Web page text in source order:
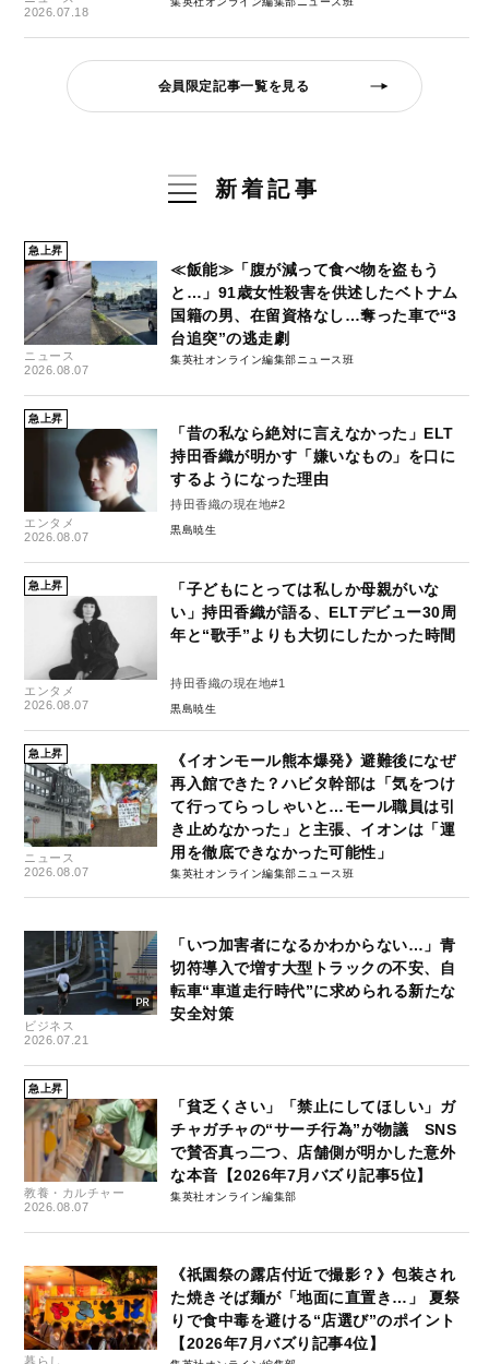
2026.07.18
会員限定記事一覧を見る
新着記事
急上昇
ニュース
2026.08.07
≪飯能≫「腹が減って食べ物を盗もう
と…」91歳女性殺害を供述したベトナム
国籍の男、在留資格なし…奪った車で“3
台追突”の逃走劇
集英社オンライン編集部ニュース班
急上昇
エンタメ
2026.08.07
「昔の私なら絶対に言えなかった」ELT
持田香織が明かす「嫌いなもの」を口に
するようになった理由
持田香織の現在地#2
黒島暁生
急上昇
エンタメ
2026.08.07
「子どもにとっては私しか母親がいな
い」持田香織が語る、ELTデビュー30周
年と“歌手”よりも大切にしたかった時間
持田香織の現在地#1
黒島暁生
急上昇
ニュース
2026.08.07
《イオンモール熊本爆発》避難後になぜ
再入館できた？ハビタ幹部は「気をつけ
て行ってらっしゃいと…モール職員は引
き止めなかった」と主張、イオンは「運
用を徹底できなかった可能性」
集英社オンライン編集部ニュース班
ビジネス
2026.07.21
「いつ加害者になるかわからない…」青
切符導入で増す大型トラックの不安、自
転車“車道走行時代”に求められる新たな
安全対策
急上昇
教養・カルチャー
2026.08.07
「貧乏くさい」「禁止にしてほしい」ガ
チャガチャの“サーチ行為”が物議 SNS
で賛否真っ二つ、店舗側が明かした意外
な本音【2026年7月バズり記事5位】
集英社オンライン編集部
暮らし
《祇園祭の露店付近で撮影？》包装され
た焼きそば麺が「地面に直置き…」 夏祭
りで食中毒を避ける“店選び”のポイント
【2026年7月バズり記事4位】